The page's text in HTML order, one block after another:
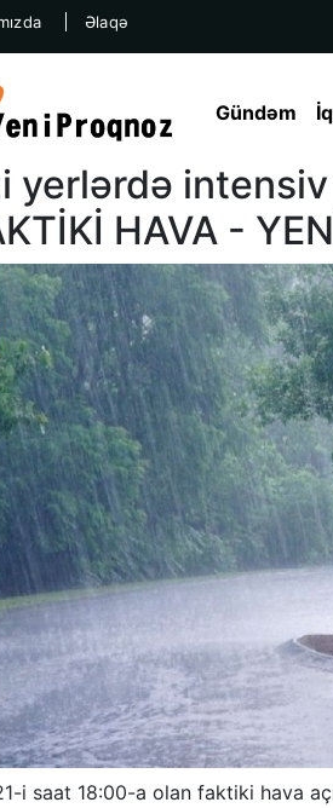
Əlaqə
Gündəm
yerlərdə intensiv
HAVA -
i saat 18:00-a olan faktiki hava